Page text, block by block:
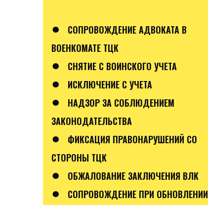
●
СОПРОВОЖДЕНИЕ АДВОКАТА В
ВОЕНКОМАТЕ ТЦК
● СНЯТИЕ С ВОИНСКОГО УЧЕТА
● ИСКЛЮЧЕНИЕ С УЧЕТА
●
НАДЗОР ЗА СОБЛЮДЕНИЕМ
ЗАКОНОДАТЕЛЬСТВА
●
ФИКСАЦИЯ ПРАВОНАРУШЕНИЙ СО
СТОРОНЫ ТЦК
● ОБЖАЛОВАНИЕ ЗАКЛЮЧЕНИЯ ВЛК
●
СОПРОВОЖДЕНИЕ ПРИ ОБНОВЛЕНИИ